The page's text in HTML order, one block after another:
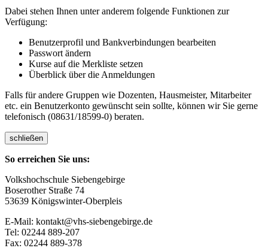
Dabei stehen Ihnen unter anderem folgende Funktionen zur
Verfügung:
Benutzerprofil und Bankverbindungen bearbeiten
Passwort ändern
Kurse auf die Merkliste setzen
Überblick über die Anmeldungen
Falls für andere Gruppen wie Dozenten, Hausmeister, Mitarbeiter
etc. ein Benutzerkonto gewünscht sein sollte, können wir Sie gerne
telefonisch (08631/18599-0) beraten.
schließen
So erreichen Sie uns:
Volkshochschule Siebengebirge
Boserother Straße 74
53639 Königswinter-Oberpleis
E-Mail: kontakt@vhs-siebengebirge.de
Tel: 02244 889-207
Fax: 02244 889-378